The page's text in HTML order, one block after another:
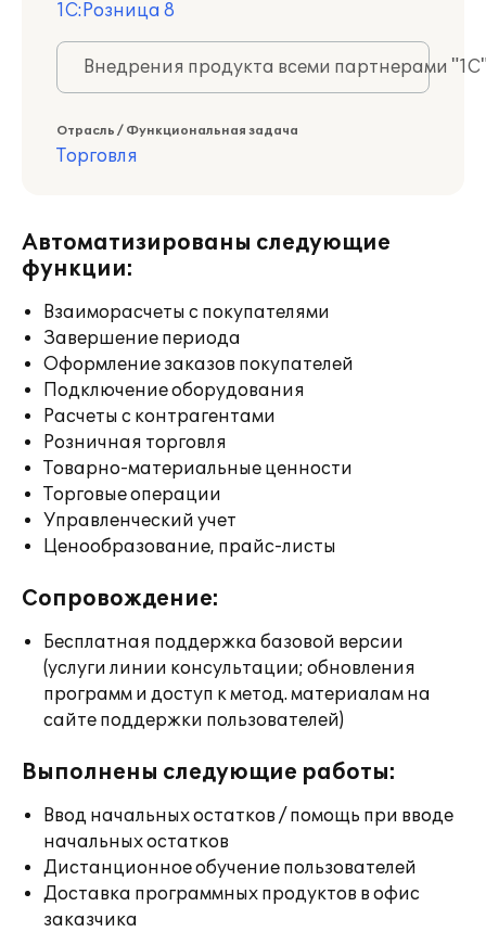
1С:Розница 8
Внедрения продукта всеми партнерами
Отрасль / Функциональная задача
Торговля
Автоматизированы следующие
функции:
Взаиморасчеты с покупателями
Завершение периода
Оформление заказов покупателей
Подключение оборудования
Расчеты с контрагентами
Розничная торговля
Товарно-материальные ценности
Торговые операции
Управленческий учет
Ценообразование, прайс-листы
Сопровождение:
Бесплатная поддержка базовой версии
(услуги линии консультации; обновления
программ и доступ к метод. материалам на
сайте поддержки пользователей)
Выполнены следующие работы:
Ввод начальных остатков / помощь при вводе
начальных остатков
Дистанционное обучение пользователей
Доставка программных продуктов в офис
заказчика